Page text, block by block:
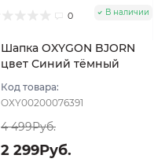
0 В наличии
Шапка OXYGON BJORN
цвет Синий тёмный
Код товара:
OXY00200076391
4 499Руб.
2 299Руб.